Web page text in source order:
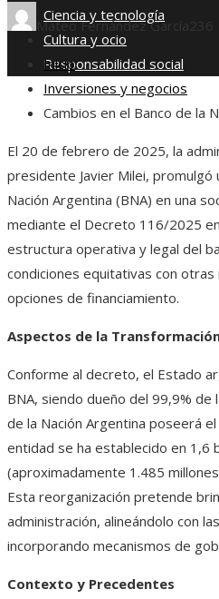
Ciencia y tecnología
Cultura y ocio
Responsabilidad social
Mateo Fernández García
Inicio
Inversiones y negocios
Cambios en el Banco de la
El 20 de febrero de 2025, la
presidente Javier Milei,
Nación Argentina (BNA) en una
mediante el Decreto 116/2025
estructura operativa y legal del
condiciones equitativas con
opciones de financiamiento.
Aspectos de la
Conforme al decreto, el Estado
BNA, siendo dueño del 99,9% de
de la Nación Argentina poseerá
entidad se ha establecido en 1,6
(aproximadamente 1.485
Esta reorganización pretende
administración, alineándolo con
incorporando mecanismos de
Contexto y Precedentes